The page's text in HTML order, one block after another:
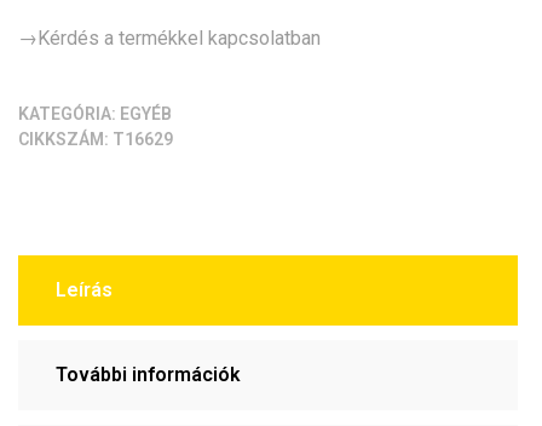
mennyiség
→Kérdés a termékkel kapcsolatban
KATEGÓRIA: EGYÉB
CIKKSZÁM: T16629
Leírás
További információk